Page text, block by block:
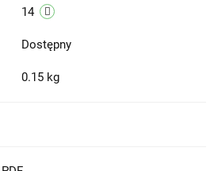
14
Dostępny
0.15 kg